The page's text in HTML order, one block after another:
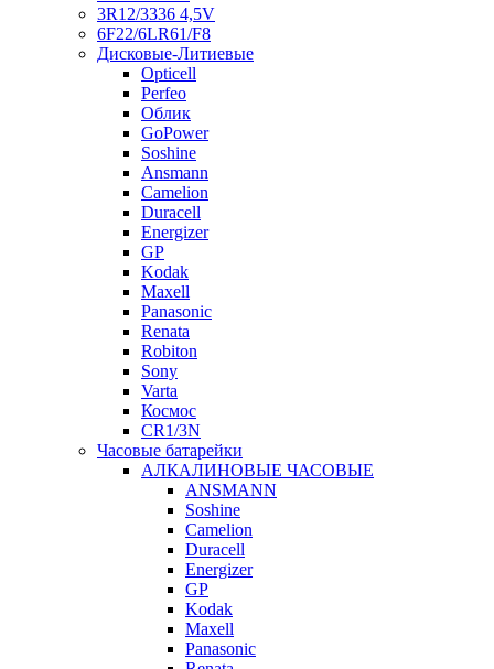
3R12/3336 4,5V
6F22/6LR61/F8
Дисковые-Литиевые
Opticell
Perfeo
Облик
GoPower
Soshine
Ansmann
Camelion
Duracell
Energizer
GP
Kodak
Maxell
Panasonic
Renata
Robiton
Sony
Varta
Космос
CR1/3N
Часовые батарейки
АЛКАЛИНОВЫЕ ЧАСОВЫЕ
ANSMANN
Soshine
Camelion
Duracell
Energizer
GP
Kodak
Maxell
Panasonic